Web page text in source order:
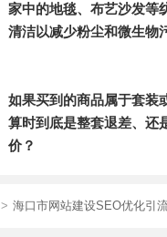
家中的地毯、布艺沙发等
清洁以减少粉尘和微生物
如果买到的商品属于套装
算时到底是整套退差、还
价？
> 海口市网站建设SEO优化引